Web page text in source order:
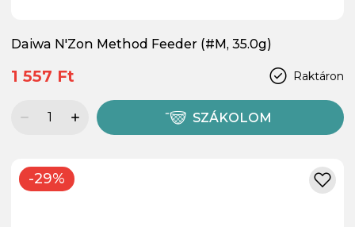
Daiwa N'Zon Method Feeder (#M, 35.0g)
Raktáron
1 557 Ft
SZÁKOLOM
-29%